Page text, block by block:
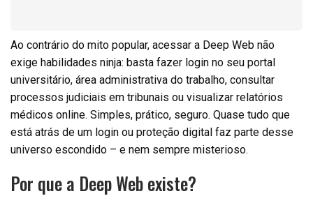
Ao contrário do mito popular, acessar a Deep Web não
exige habilidades ninja: basta fazer login no seu portal
universitário, área administrativa do trabalho, consultar
processos judiciais em tribunais ou visualizar relatórios
médicos online. Simples, prático, seguro. Quase tudo que
está atrás de um login ou proteção digital faz parte desse
universo escondido – e nem sempre misterioso.
Por que a Deep Web existe?